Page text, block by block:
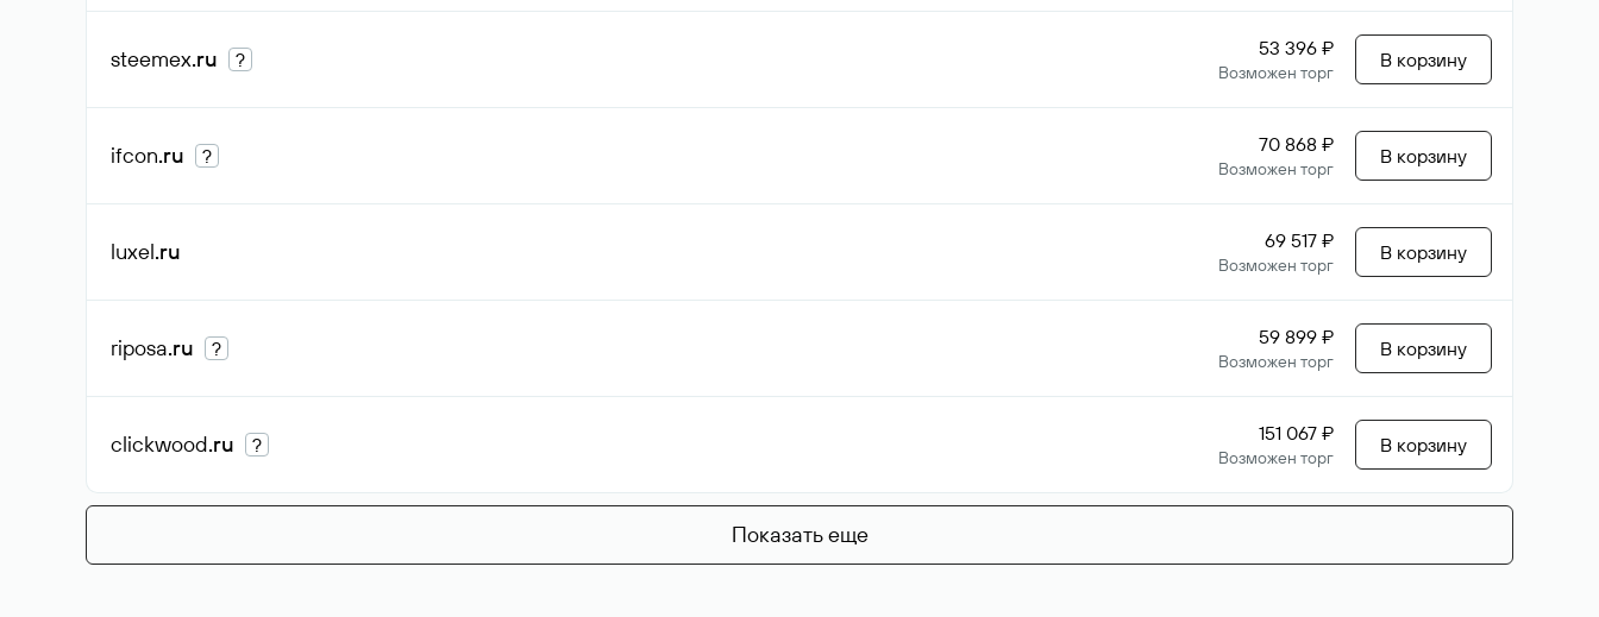
steemex.ru ? 53 396 ₽
Возможен торг
В корзину
ifcon.ru ? 70 868 ₽
Возможен торг
В корзину
luxel.ru 69 517 ₽
Возможен торг
В корзину
riposa.ru ? 59 899 ₽
Возможен торг
В корзину
clickwood.ru ? 151 067 ₽
Возможен торг
В корзину
Показать еще